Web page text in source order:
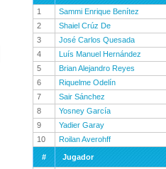
1
Sammi Enrique Benítez
2
Shaiel Crúz De
3
José Carlos Quesada
4
Luís Manuel Hernández
5
Brian Alejandro Reyes
6
Riquelme Odelín
7
Sair Sánchez
8
Yosney García
9
Yadier Garay
10
Roilan Averohff
#
Jugador